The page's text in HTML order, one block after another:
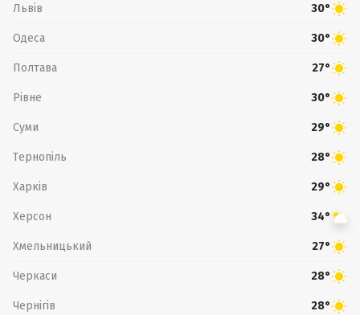
Львів 30°
Одеса 30°
Полтава 27°
Рівне 30°
Суми 29°
Тернопіль 28°
Харків 29°
Херсон 34°
Хмельницький 27°
Черкаси 28°
Чернігів 28°